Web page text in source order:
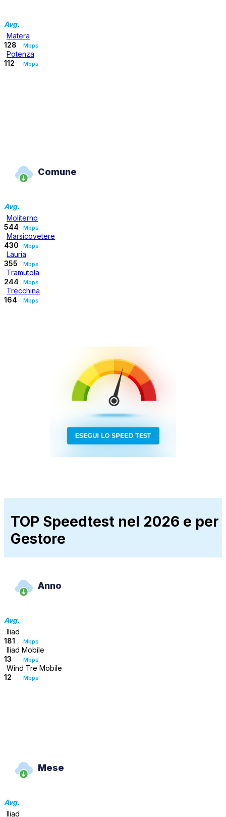
Avg.
Matera
128
Mbps
Potenza
112
Mbps
Comune
Avg.
Moliterno
544
Mbps
Marsicovetere
430
Mbps
Lauria
355
Mbps
Tramutola
244
Mbps
Trecchina
164
Mbps
TOP Speedtest nel 2026 e per
Gestore
Anno
Avg.
Iliad
181
Mbps
Iliad Mobile
13
Mbps
Wind Tre Mobile
12
Mbps
Mese
Avg.
Iliad